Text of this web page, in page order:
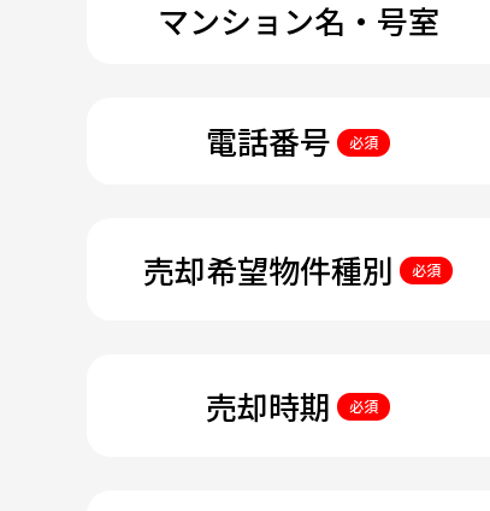
マンション名・号室
電話番号 必須
売却希望物件種別 必須
売却時期 必須